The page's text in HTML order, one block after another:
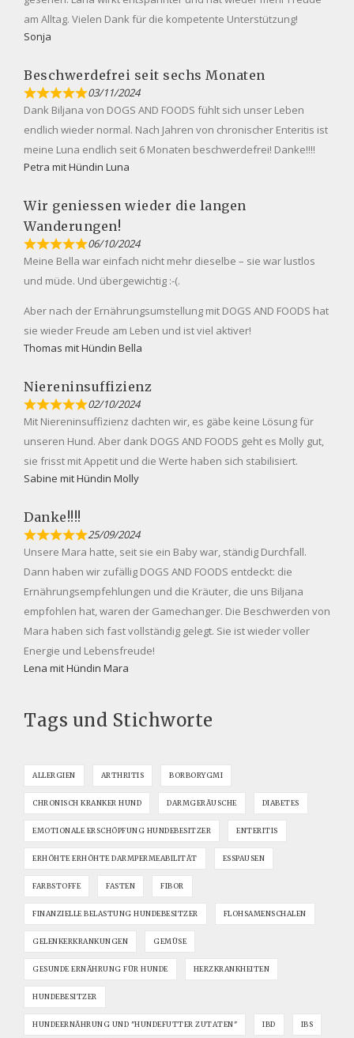
am Alltag. Vielen Dank für die kompetente Unterstützung!
Sonja
Beschwerdefrei seit sechs Monaten
03/11/2024
Dank Biljana von DOGS AND FOODS fühlt sich unser Leben
endlich wieder normal. Nach Jahren von chronischer Enteritis ist
meine Luna endlich seit 6 Monaten beschwerdefrei! Danke!!!!
Petra mit Hündin Luna
Wir geniessen wieder die langen
Wanderungen!
06/10/2024
Meine Bella war einfach nicht mehr dieselbe – sie war lustlos
und müde. Und übergewichtig :-(.
Aber nach der Ernährungsumstellung mit DOGS AND FOODS hat
sie wieder Freude am Leben und ist viel aktiver!
Thomas mit Hündin Bella
Niereninsuffizienz
02/10/2024
Mit Niereninsuffizienz dachten wir, es gäbe keine Lösung für
unseren Hund. Aber dank DOGS AND FOODS geht es Molly gut,
sie frisst mit Appetit und die Werte haben sich stabilisiert.
Sabine mit Hündin Molly
Danke!!!!
25/09/2024
Unsere Mara hatte, seit sie ein Baby war, ständig Durchfall.
Dann haben wir zufällig DOGS AND FOODS entdeckt: die
Ernährungsempfehlungen und die Kräuter, die uns Biljana
empfohlen hat, waren der Gamechanger. Die Beschwerden von
Mara haben sich fast vollständig gelegt. Sie ist wieder voller
Energie und Lebensfreude!
Lena mit Hündin Mara
Tags und Stichworte
ALLERGIEN ARTHRITIS BORBORYGMI
CHRONISCH KRANKER HUND DARMGERÄUSCHE DIABETES
EMOTIONALE ERSCHÖPFUNG HUNDEBESITZER ENTERITIS
ERHÖHTE ERHÖHTE DARMPERMEABILITÄT ESSPAUSEN
FARBSTOFFE FASTEN FIBOR
FINANZIELLE BELASTUNG HUNDEBESITZER FLOHSAMENSCHALEN
GELENKERKRANKUNGEN GEMÜSE
GESUNDE ERNÄHRUNG FÜR HUNDE HERZKRANKHEITEN
HUNDEBESITZER
HUNDEERNÄHRUNG UND "HUNDEFUTTER ZUTATEN" IBD IBS